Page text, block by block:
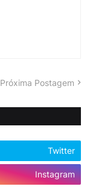
Próxima Postagem
Twitter
Instagram